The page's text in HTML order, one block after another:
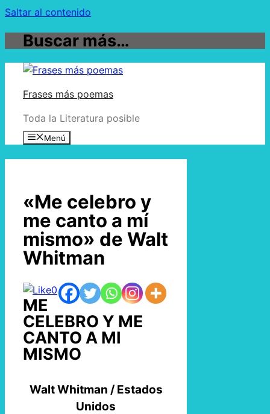
Saltar al contenido
Buscar más…
Frases más poemas
Toda la Literatura posible
Menú
«Me celebro y
me canto a mí
mismo» de Walt
Whitman
0
ME
CELEBRO Y ME
CANTO A MI
MISMO
Walt Whitman / Estados
Unidos